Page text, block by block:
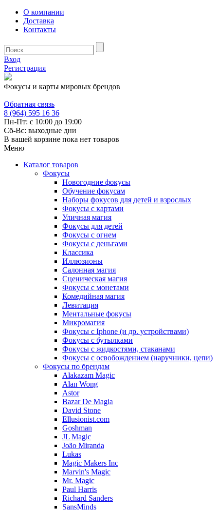
О компании
Доставка
Контакты
Вход
Регистрация
Фокусы и карты мировых брендов
Обратная связь
8 (964) 595 16 36
Пн-Пт: с 10:00 до 19:00
Сб-Вс: выходные дни
В вашей корзине пока нет товаров
Меню
Каталог товаров
Фокусы
Новогодние фокусы
Обучение фокусам
Наборы фокусов для детей и взрослых
Фокусы с картами
Уличная магия
Фокусы для детей
Фокусы с огнем
Фокусы с деньгами
Классика
Иллюзионы
Салонная магия
Сценическая магия
Фокусы с монетами
Комедийная магия
Левитация
Ментальные фокусы
Микромагия
Фокусы с Iphone (и др. устройствами)
Фокусы с бутылками
Фокусы с жидкостями, стаканами
Фокусы с освобождением (наручники, цепи)
Фокусы по брендам
Alakazam Magic
Alan Wong
Astor
Bazar De Magia
David Stone
Ellusionist.com
Goshman
JL Magic
João Miranda
Lukas
Magic Makers Inc
Marvin's Magic
Mr. Magic
Paul Harris
Richard Sanders
SansMinds